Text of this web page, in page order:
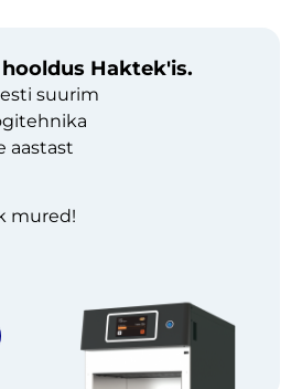
Haktek'is.
suurim
aastast
mured!